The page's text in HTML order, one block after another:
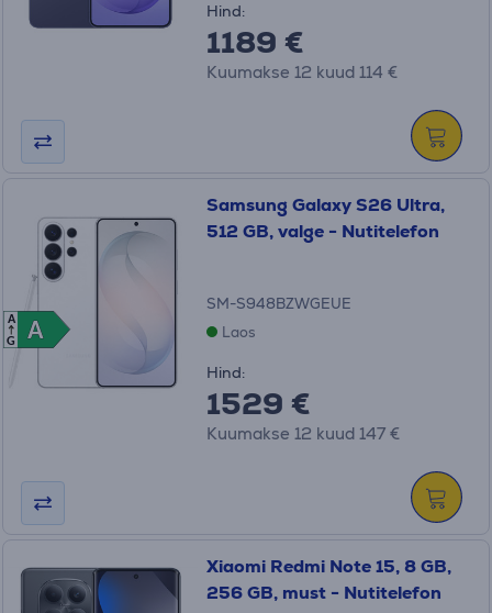
Hind:
1189 €
Kuumakse 12 kuud 114 €
A
A
A
G
Samsung Galaxy S26 Ultra,
512 GB, valge - Nutitelefon
SM-S948BZWGEUE
Laos
Hind:
1529 €
Kuumakse 12 kuud 147 €
Xiaomi Redmi Note 15, 8 GB,
256 GB, must - Nutitelefon